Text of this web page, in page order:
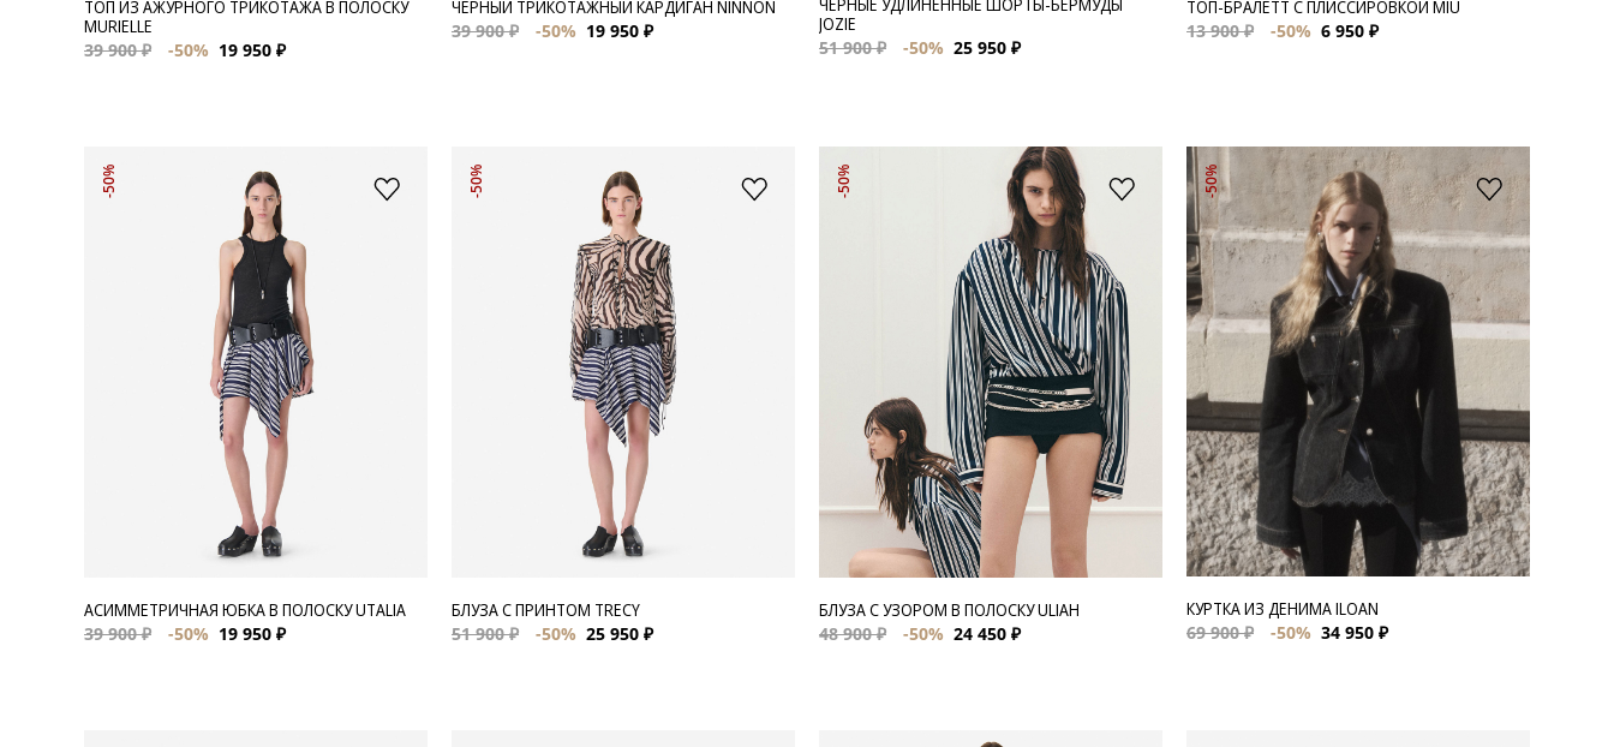
ТОП ИЗ АЖУРНОГО ТРИКОТАЖА В ПОЛОСКУ
MURIELLE
39 900 ₽
-50% 19 950 ₽
ЧЕРНЫЙ ТРИКОТАЖНЫЙ КАРДИГАН NINNON
39 900 ₽
-50% 19 950 ₽
ЧЕРНЫЕ УДЛИНЕННЫЕ ШОРТЫ-БЕРМУДЫ
JOZIE
51 900 ₽
-50% 25 950 ₽
ТОП-БРАЛЕТТ С ПЛИССИРОВКОЙ MIU
13 900 ₽
-50% 6 950 ₽
-50%
АСИММЕТРИЧНАЯ ЮБКА В ПОЛОСКУ UTALIA
39 900 ₽
-50% 19 950 ₽
-50%
БЛУЗА С ПРИНТОМ TRECY
51 900 ₽
-50% 25 950 ₽
-50%
БЛУЗА С УЗОРОМ В ПОЛОСКУ ULIAH
48 900 ₽
-50% 24 450 ₽
-50%
КУРТКА ИЗ ДЕНИМА ILOAN
69 900 ₽
-50% 34 950 ₽